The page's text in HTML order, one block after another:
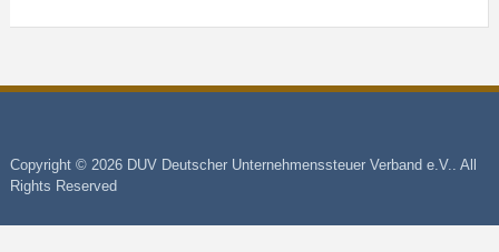
Copyright © 2026 DUV Deutscher Unternehmenssteuer Verband e.V.. All
Rights Reserved